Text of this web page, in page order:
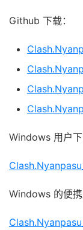
Github 下载：
Windows 用户下
Windows 的便携